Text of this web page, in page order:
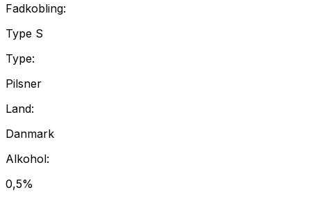
Fadkobling:
Type S
Type:
Pilsner
Land:
Danmark
Alkohol:
0,5%